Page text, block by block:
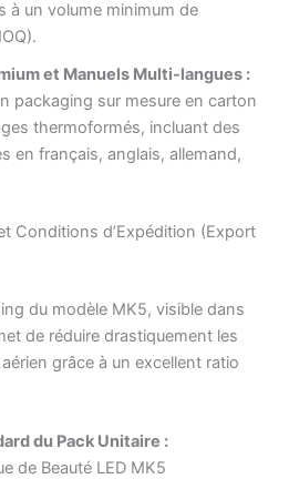
à un volume minimum de
et Manuels Multi-langues :
packaging sur mesure en carton
thermoformés, incluant des
en français, anglais, allemand,
Conditions d’Expédition (Export
du modèle MK5, visible dans
de réduire drastiquement les
grâce à un excellent ratio
du Pack Unitaire :
de Beauté LED MK5